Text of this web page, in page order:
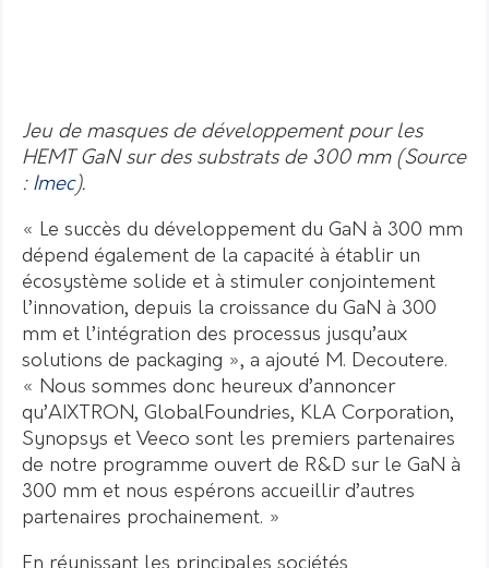
Jeu de masques de développement pour les
HEMT GaN sur des substrats de 300 mm (Source
: Imec).
« Le succès du développement du GaN à 300 mm
dépend également de la capacité à établir un
écosystème solide et à stimuler conjointement
l’innovation, depuis la croissance du GaN à 300
mm et l’intégration des processus jusqu’aux
solutions de packaging », a ajouté M. Decoutere.
« Nous sommes donc heureux d’annoncer
qu’AIXTRON, GlobalFoundries, KLA Corporation,
Synopsys et Veeco sont les premiers partenaires
de notre programme ouvert de R&D sur le GaN à
300 mm et nous espérons accueillir d’autres
partenaires prochainement. »
En réunissant les principales sociétés